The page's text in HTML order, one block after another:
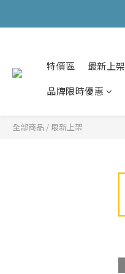
特價區 最新上架
品牌限時優惠
全部商品 /最新上架